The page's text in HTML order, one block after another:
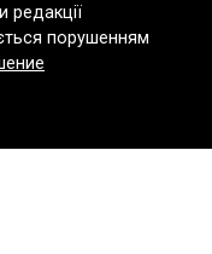
редакції
порушенням